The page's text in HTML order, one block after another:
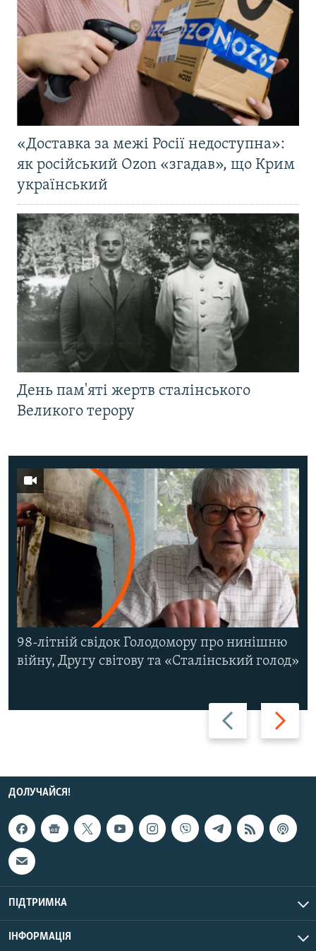
«Доставка за межі Росії недоступна»:
як російський Ozon «згадав», що Крим
український
День пам'яті жертв сталінського
Великого терору
Назад Вперед
98-літній свідок Голодомору про нинішню
війну, Другу світову та «Сталінський голод»
ДОЛУЧАЙСЯ!
ПІДТРИМКА
ІНФОРМАЦІЯ